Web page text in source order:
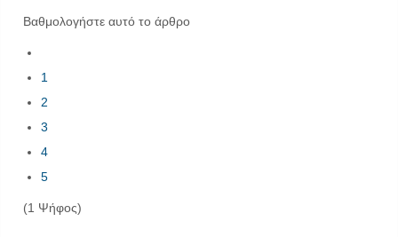
Βαθμολογήστε αυτό το άρθρο
1
2
3
4
5
(1 Ψήφος)